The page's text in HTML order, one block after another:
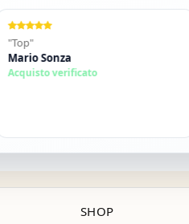
Sonza
verificato
SHOP